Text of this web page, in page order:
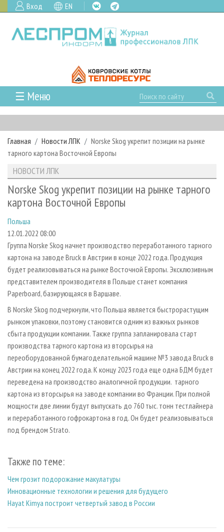
Вход EN
☰ Меню
ГЛАВНАЯ
РУБРИКИ И ТЕМЫ
РУБРИКИ ЖУРНАЛА
ЛЕСОЗАГОТОВКА
ЛЕСОПИЛЕНИЕ
СУШКА ДРЕВЕСИНЫ
ПРОИЗВОДСТВО ДРЕВЕСНЫХ ПЛИТ
ДЕРЕВЯННОЕ ДОМОСТРОЕНИЕ
ПРОИЗВОДСТВО МЕБЕЛИ
БИОЭНЕРГЕТИКА
ЦБП
ИНСТРУМЕНТ И МАТЕРИАЛЫ
НОВОСТИ
НОВОСТИ ЛПК
НОВОСТИ ЖУРНАЛА
ПРОЕКТЫ ЛПИ
АНАЛИТИКА
ПРЕДПРИЯТИЯ ЛПК
ПЕРСОНЫ
МОБИЛЬНЫЕ ВЫСТАВКИ
ОФИЦИАЛЬНЫЕ ДЕЛЕГАЦИИ
ПРИОРИТЕТНЫЕ ИНВЕСТПРОЕКТЫ
RUSSIAN FORESTRY REVIEW
ГАЗЕТА ЛЕСПРОМФОРУМ
БИБЛИОТЕКА СПЕЦИАЛИСТА
АРХИВ
АРХИВ ЖУРНАЛОВ
О ЖУРНАЛЕ
КОНТАКТЫ
РЕКЛАМОДАТЕЛЯМ
РЕКЛАМА
РЕКЛАМА НА САЙТЕ
Главная Новости ЛПК
Norske Skog укрепит позиции на рынке
тарного картона Восточной Европы
НОВОСТИ ЛПК
Norske Skog укрепит позиции на рынке тарного
картона Восточной Европы
Польша
12.01.2022 08:00
Группа Norske Skog начнет производство переработанного тарного
картона на заводе Bruck в Австрии в конце 2022 года. Продукция
будет реализовываться на рынке Восточной Европы. Эксклюзивным
представителем производителя в Польше станет компания
Paperboard, базирующаяся в Варшаве.
В Norske Skog подчеркнули, что Польша является быстрорастущим
рынком упаковки, поэтому становится одним из важных рынков
сбыта продукции компании. Также группа запланировала старт
производства тарного картона из вторсырья на
переоборудованной бумагоделательной машине №3 завода Bruck в
Австрии на конец 2022 года. К концу 2023 года еще одна БДМ будет
переведена на производство аналогичной продукции. тарного
картона из вторсырья на заводе компании во Франции. При полной
мощности две линии будут выпускать до 760 тыс. тонн тестлайнера
и переработанного гофрокартона в год. Он будет реализовываться
под брендом Strato.
Также по теме:
Чем грозит подорожание макулатуры
Инновационные технологии и решения для будущего
Hayat Kimya построит четвертый завод в России